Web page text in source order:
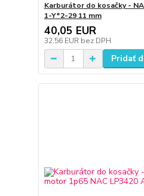
Karburátor do kosačky -
1-Y*2-29 11 mm
40,05 EUR
32,56 EUR bez DPH
Pridať